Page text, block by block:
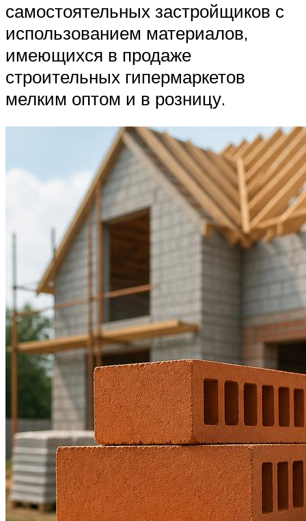
самостоятельных застройщиков с
использованием материалов,
имеющихся в продаже
строительных гипермаркетов
мелким оптом и в розницу.